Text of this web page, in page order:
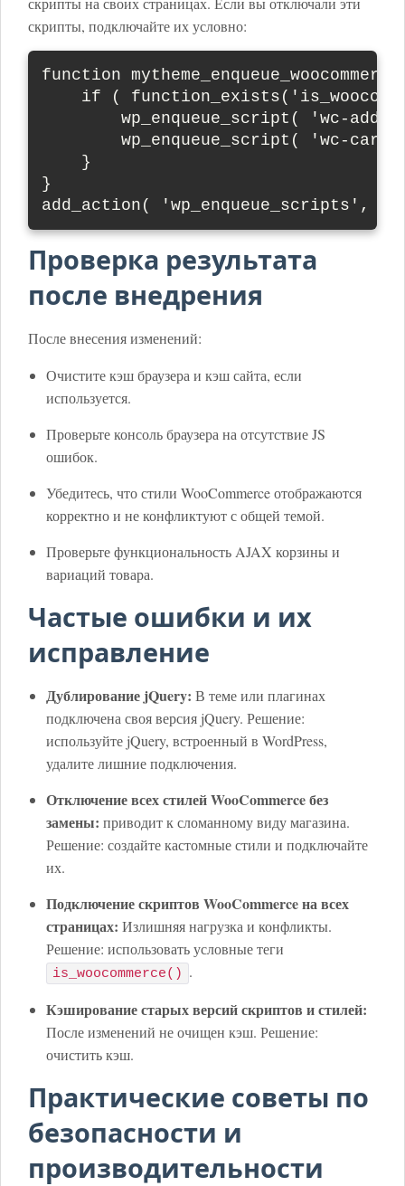
скрипты, подключайте их условно:
function
if (
wp_enqueue_script( 'wc-add-
wp_enqueue_script( 'wc-
    }
}
add_action( 'wp_enqueue_scripts',
Проверка результата
после внедрения
После внесения изменений:
Очистите кэш браузера и кэш сайта, если
используется.
Проверьте консоль браузера на отсутствие JS
ошибок.
Убедитесь, что стили WooCommerce отображаются
корректно и не конфликтуют с общей темой.
Проверьте функциональность AJAX корзины и
вариаций товара.
Частые ошибки и их
исправление
Дублирование jQuery: В теме или плагинах
подключена своя версия jQuery. Решение:
используйте jQuery, встроенный в WordPress,
удалите лишние подключения.
Отключение всех стилей WooCommerce без
замены: приводит к сломанному виду магазина.
Решение: создайте кастомные стили и подключайте
их.
Подключение скриптов WooCommerce на всех
страницах: Излишняя нагрузка и конфликты.
Решение: использовать условные теги
is_woocommerce() .
Кэширование старых версий скриптов и стилей:
После изменений не очищен кэш. Решение:
очистить кэш.
Практические советы по
безопасности и
производительности